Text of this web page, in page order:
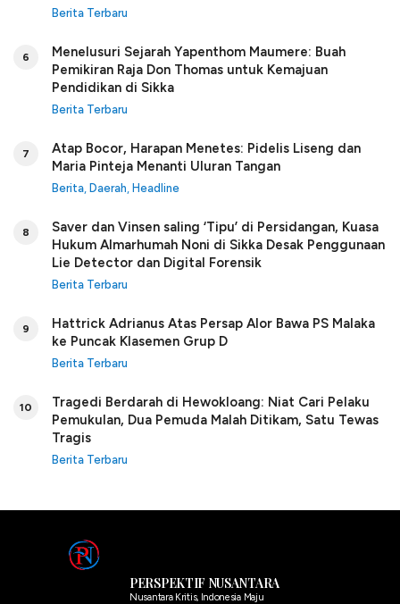
Berita Terbaru
6
Menelusuri Sejarah Yapenthom Maumere: Buah
Pemikiran Raja Don Thomas untuk Kemajuan
Pendidikan di Sikka
Berita Terbaru
7
Atap Bocor, Harapan Menetes: Pidelis Liseng dan
Maria Pinteja Menanti Uluran Tangan
Berita Daerah Headline
8
Saver dan Vinsen saling ‘Tipu’ di Persidangan, Kuasa
Hukum Almarhumah Noni di Sikka Desak Penggunaan
Lie Detector dan Digital Forensik
Berita Terbaru
9
Hattrick Adrianus Atas Persap Alor Bawa PS Malaka
ke Puncak Klasemen Grup D
Berita Terbaru
10
Tragedi Berdarah di Hewokloang: Niat Cari Pelaku
Pemukulan, Dua Pemuda Malah Ditikam, Satu Tewas
Tragis
Berita Terbaru
PERSPEKTIF NUSANTARA
Nusantara Kritis, Indonesia Maju